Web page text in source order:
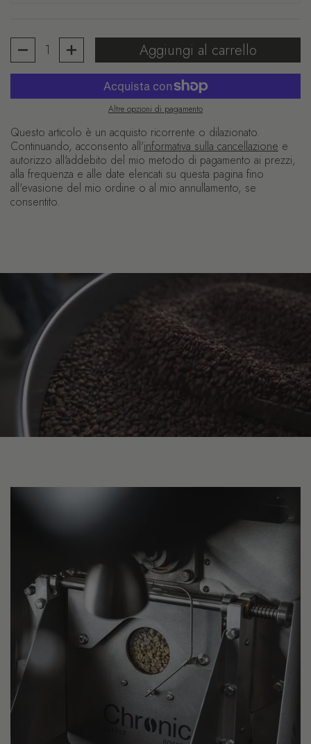
Quantità Aggiungi al carrello
Altre opzioni di pagamento
Questo articolo è un acquisto ricorrente o dilazionato.
Continuando, acconsento all'informativa sulla cancellazione e
autorizzo all'addebito del mio metodo di pagamento ai prezzi,
alla frequenza e alle date elencati su questa pagina fino
all'evasione del mio ordine o al mio annullamento, se
consentito.